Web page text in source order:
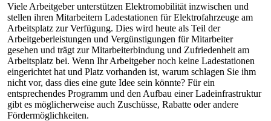
Viele Arbeitgeber unterstützen Elektromobilität inzwischen und
stellen ihren Mitarbeitern Ladestationen für Elektrofahrzeuge am
Arbeitsplatz zur Verfügung. Dies wird heute als Teil der
Arbeitgeberleistungen und Vergünstigungen für Mitarbeiter
gesehen und trägt zur Mitarbeiterbindung und Zufriedenheit am
Arbeitsplatz bei. Wenn Ihr Arbeitgeber noch keine Ladestationen
eingerichtet hat und Platz vorhanden ist, warum schlagen Sie ihm
nicht vor, dass dies eine gute Idee sein könnte? Für ein
entsprechendes Programm und den Aufbau einer Ladeinfrastruktur
gibt es möglicherweise auch Zuschüsse, Rabatte oder andere
Fördermöglichkeiten.